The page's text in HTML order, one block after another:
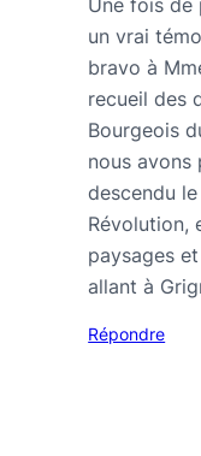
un vrai
bravo à
recueil des
Bourgeois
nous avons
descendu le
Révolution,
paysages
allant à
Répondre